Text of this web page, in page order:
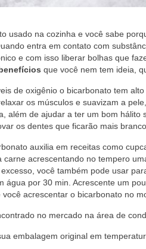
usado na cozinha e você sabe
entra em contato com
e com isso liberar bolhas que
que você nem tem ideia,
de oxigênio o bicarbonato tem
os músculos e suavizam a
além de ajudar a ter um bom
os dentes que ficarão mais
auxilia em receitas como
acrescentando no tempero
você também pode usar
água por 30 min. Acrescente um
acrescentar o bicarbonato no
no mercado na área de
embalagem original em